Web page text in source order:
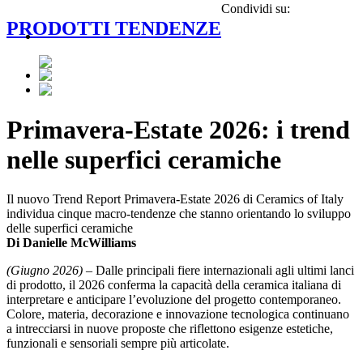
PRODOTTI TENDENZE
Condividi su:
Primavera-Estate 2026: i trend
nelle superfici ceramiche
Il nuovo Trend Report Primavera-Estate 2026 di Ceramics of Italy
individua cinque macro-tendenze che stanno orientando lo sviluppo
delle superfici ceramiche
Di Danielle McWilliams
(Giugno 2026) – Dalle principali fiere internazionali agli ultimi lanci
di prodotto, il 2026 conferma la capacità della ceramica italiana di
interpretare e anticipare l’evoluzione del progetto contemporaneo.
Colore, materia, decorazione e innovazione tecnologica continuano
a intrecciarsi in nuove proposte che riflettono esigenze estetiche,
funzionali e sensoriali sempre più articolate.